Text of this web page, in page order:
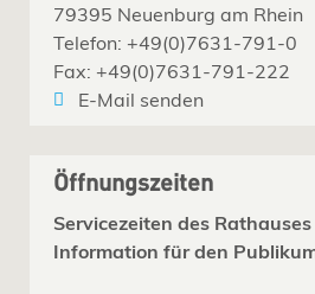
79395 Neuenburg am Rhein
Telefon: +49(0)7631-791-0
Fax: +49(0)7631-791-222
E-Mail senden
Öffnungszeiten
Servicezeiten des
Information für den